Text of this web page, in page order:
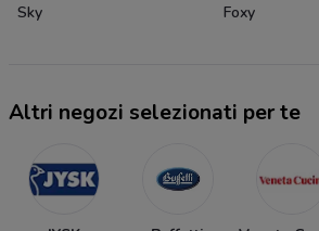
Sky Foxy
Altri negozi selezionati per te